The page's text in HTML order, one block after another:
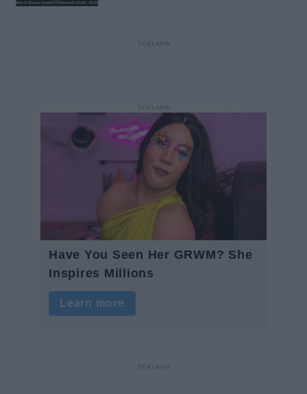
REKLAMA
REKLAMA
REKLAMA